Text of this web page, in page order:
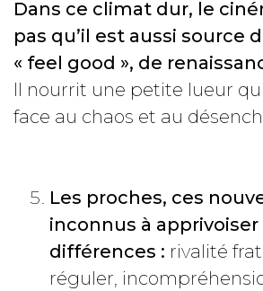
Dans ce climat dur, le
pas qu’il est aussi source
« feel good », de
Il nourrit une petite lueur
face au chaos et au
Les proches, ces
inconnus à
différences : rivalité
réguler,